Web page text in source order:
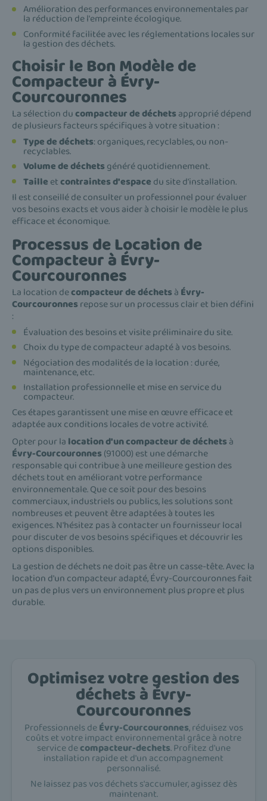
Amélioration des performances environnementales par
la réduction de l'empreinte écologique.
Conformité facilitée avec les réglementations locales sur
la gestion des déchets.
Choisir le Bon Modèle de
Compacteur à Évry-
Courcouronnes
La sélection ducompacteur de déchets approprié dépend
de plusieurs facteurs spécifiques à votre situation :
Type de déchets: organiques, recyclables, ou non-
recyclables.
Volume de déchets généré quotidiennement.
Taille etcontraintes d'espace du site d'installation.
Il est conseillé de consulter un professionnel pour évaluer
vos besoins exacts et vous aider à choisir le modèle le plus
efficace et économique.
Processus de Location de
Compacteur à Évry-
Courcouronnes
La location decompacteur de déchets à Évry-
Courcouronnes repose sur un processus clair et bien défini
:
Évaluation des besoins et visite préliminaire du site.
Choix du type de compacteur adapté à vos besoins.
Négociation des modalités de la location : durée,
maintenance, etc.
Installation professionnelle et mise en service du
compacteur.
Ces étapes garantissent une mise en œuvre efficace et
adaptée aux conditions locales de votre activité.
Opter pour la location d'un compacteur de déchets à
Évry-Courcouronnes (91000) est une démarche
responsable qui contribue à une meilleure gestion des
déchets tout en améliorant votre performance
environnementale. Que ce soit pour des besoins
commerciaux, industriels ou publics, les solutions sont
nombreuses et peuvent être adaptées à toutes les
exigences. N'hésitez pas à contacter un fournisseur local
pour discuter de vos besoins spécifiques et découvrir les
options disponibles.
La gestion de déchets ne doit pas être un casse-tête. Avec la
location d'un compacteur adapté, Évry-Courcouronnes fait
un pas de plus vers un environnement plus propre et plus
durable.
Optimisez votre gestion des
déchets à Évry-
Courcouronnes
Professionnels deÉvry-Courcouronnes, réduisez vos
coûts et votre impact environnemental grâce à notre
service decompacteur-dechets. Profitez d'une
installation rapide et d'un accompagnement
personnalisé.
Ne laissez pas vos déchets s'accumuler, agissez dès
maintenant.